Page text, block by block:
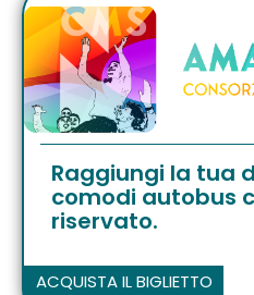
Raggiungi la tua
comodi autobus
riservato.
ACQUISTA IL BIGLIETTO